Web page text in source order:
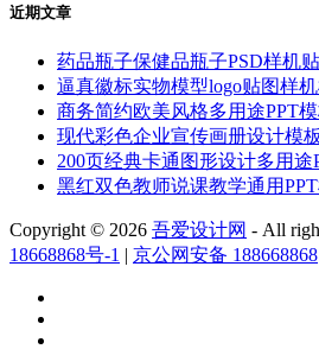
近期文章
药品瓶子保健品瓶子PSD样机
逼真徽标实物模型logo贴图样
商务简约欧美风格多用途PPT
现代彩色企业宣传画册设计模板
200页经典卡通图形设计多用途
黑红双色教师说课教学通用
Copyright © 2026 吾爱设计网 - All
18668868号-1 | 京公网安备 188668868